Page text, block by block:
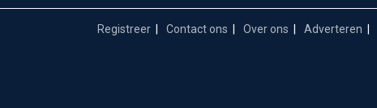
Registreer Contact ons Over ons Adverteren